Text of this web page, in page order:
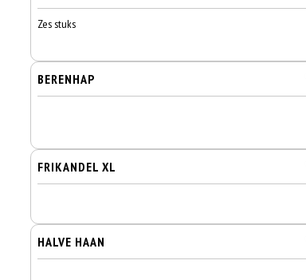
Zes stuks
BERENHAP
FRIKANDEL XL
HALVE HAAN